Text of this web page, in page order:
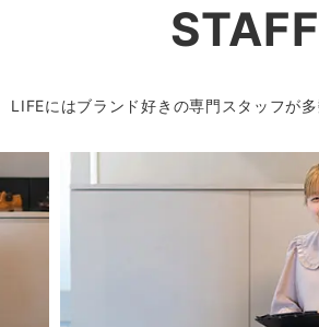
STAFF
LIFEにはブランド好きの専門スタッフが多